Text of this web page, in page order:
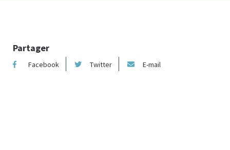
Partager
Facebook Twitter E-mail